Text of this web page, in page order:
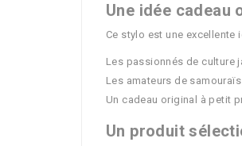
Une idée cadeau
Ce stylo est une excellente
Les passionnés de culture
Les amateurs de
Un cadeau original à petit
Un produit